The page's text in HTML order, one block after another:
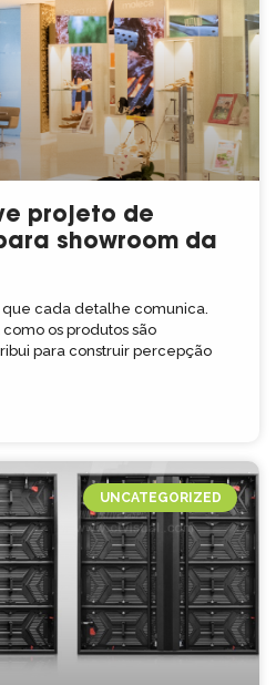
projeto de
showroom da
cada detalhe comunica.
os produtos são
para construir percepção
UNCATEGORIZED